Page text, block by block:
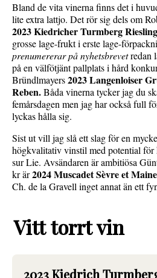
Bland de vita vinerna finns det i
lite extra lattjo. Det rör sig dels om
2023 Kiedricher Turmberg
grosse lage-frukt i erste lage-
prenumererar på nyhetsbrevetredan
på en välfötjänt pallplats i hård
Bründlmayers2023 Langenloiser
Reben.Båda vinerna tycker jag du
femårsdagen men jag har också full
lyckas hålla sig.
Sist ut vill jag slå ett slag för en
högkvalitativ vinstil med potential
sur Lie. Avsändaren är ambitiösa
kr är2024 Muscadet Sèvre et
Ch. de la Gravell inget annat än ett
Vitt torrt vin
2023 Kiedrich